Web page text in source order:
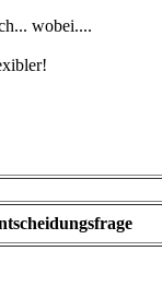
wobei....